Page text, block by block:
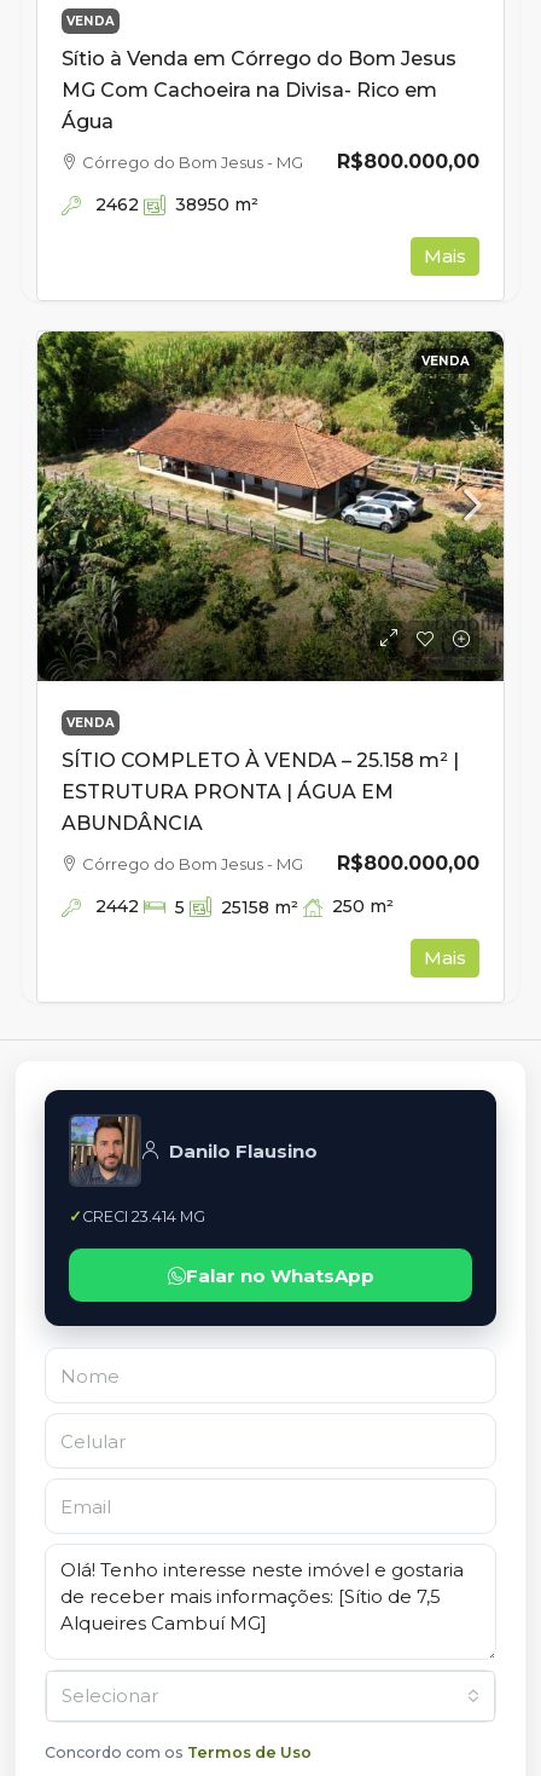
VENDA
Sítio à Venda em Córrego do Bom Jesus
MG Com Cachoeira na Divisa- Rico em
Água
R$800.000,00
Córrego do Bom Jesus - MG
2462 38950 m²
Mais
VENDA
VENDA
SÍTIO COMPLETO À VENDA – 25.158 m² |
ESTRUTURA PRONTA | ÁGUA EM
ABUNDÂNCIA
R$800.000,00
Córrego do Bom Jesus - MG
2442 5 25158 m² 250 m²
Mais
Danilo Flausino
CRECI 23.414 MG
Falar no WhatsApp
Selecionar
Concordo com os Termos de Uso